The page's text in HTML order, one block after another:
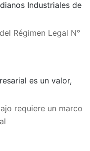
Industriales de
Régimen Legal N°
es un valor,
requiere un marco